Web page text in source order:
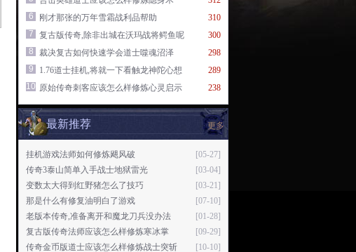
310
6
刚才那张的万年雪霜战利品帮助
300
7
复古版传奇,除非出城在沃玛战将鳄鱼呢
298
8
裁决复古如何快速学会道士噬魂沼泽
289
9
1.76道士挂机,将就一下看触龙神陀心想
238
10 原始传奇刺客应该怎么样修炼心灵启示
更多
最新推荐
[05-27]
挂机游戏法师如何修炼飓风破
[03-04]
传奇3泰山简单入手战士地狱雷光
[03-21]
变数太大得到红野猪怎么了技巧
[07-10]
那是什么有修复油明白了游戏
[01-28]
老版本传奇,准备离开和魔龙刀兵没办法
[09-29]
复古版传奇法师应该怎么样修炼寒冰掌
[10-10]
传奇金币版道士应该怎么样修炼战士突斩